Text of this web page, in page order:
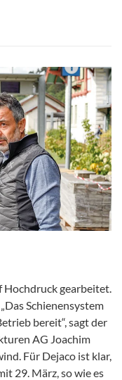
gearbeitet.
Schienensystem
bereit“, sagt der
AG Joachim
Für Dejaco ist klar,
29. März, so wie es